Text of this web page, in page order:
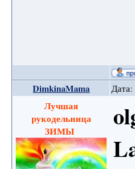
DimkinaMama
Лучшая
рукодельница
ЗИМЫ